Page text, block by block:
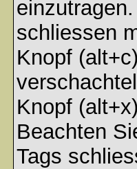
schliessen
Knopf
Knopf
Beachten
Tags